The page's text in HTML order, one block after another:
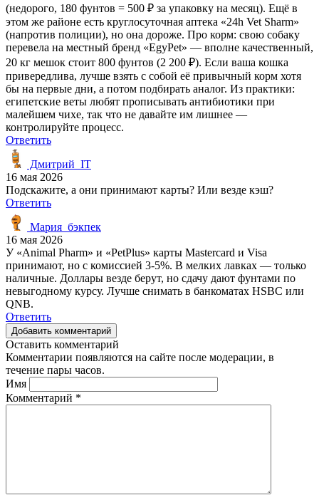
(недорого, 180 фунтов = 500 ₽ за упаковку на месяц). Ещё в
этом же районе есть круглосуточная аптека «24h Vet Sharm»
(напротив полиции), но она дороже. Про корм: свою собаку
перевела на местный бренд «EgyPet» — вполне качественный,
20 кг мешок стоит 800 фунтов (2 200 ₽). Если ваша кошка
привередлива, лучше взять с собой её привычный корм хотя
бы на первые дни, а потом подбирать аналог. Из практики:
египетские веты любят прописывать антибиотики при
малейшем чихе, так что не давайте им лишнее —
контролируйте процесс.
Ответить
Дмитрий_IT
16 мая 2026
Подскажите, а они принимают карты? Или везде кэш?
Ответить
Мария_бэкпек
16 мая 2026
У «Animal Pharm» и «PetPlus» карты Mastercard и Visa
принимают, но с комиссией 3-5%. В мелких лавках — только
наличные. Доллары везде берут, но сдачу дают фунтами по
невыгодному курсу. Лучше снимать в банкоматах HSBC или
QNB.
Ответить
Добавить комментарий
Оставить комментарий
Комментарии появляются на сайте после модерации, в
течение пары часов.
Имя
Комментарий *